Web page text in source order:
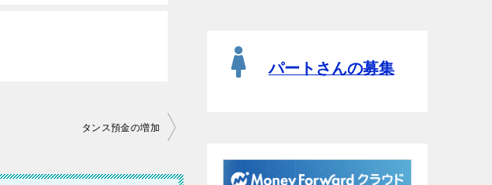
タンス預金の増加
パートさんの募集